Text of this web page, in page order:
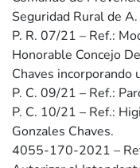
Seguridad Rural de A.
P. R. 07/21 – Ref.:
Honorable Concejo
Chaves incorporando
P. C. 09/21 – Ref.:
P. C. 10/21 – Ref.:
Gonzales Chaves.
4055-170-2021 –